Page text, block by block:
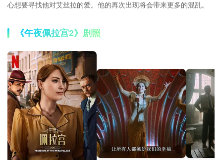
心想要寻找他对艾丝拉的爱。他的再次出现将会带来更多的混乱。
《午夜佩拉宫2》剧照